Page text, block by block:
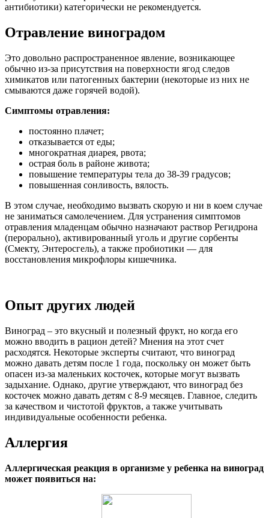
антибиотики) категорически не рекомендуется.
Отравление виноградом
Это довольно распространенное явление, возникающее
обычно из-за присутствия на поверхности ягод следов
химикатов или патогенных бактерии (некоторые из них не
смываются даже горячей водой).
Симптомы отравления:
постоянно плачет;
отказывается от еды;
многократная диарея, рвота;
острая боль в районе живота;
повышение температуры тела до 38-39 градусов;
повышенная сонливость, вялость.
В этом случае, необходимо вызвать скорую и ни в коем случае
не заниматься самолечением. Для устранения симптомов
отравления младенцам обычно назначают раствор Регидрона
(перорально), активированный уголь и другие сорбенты
(Смекту, Энтеросгель), а также пробиотики — для
восстановления микрофлоры кишечника.
Опыт других людей
Виноград – это вкусный и полезный фрукт, но когда его
можно вводить в рацион детей? Мнения на этот счет
расходятся. Некоторые эксперты считают, что виноград
можно давать детям после 1 года, поскольку он может быть
опасен из-за маленьких косточек, которые могут вызвать
задыхание. Однако, другие утверждают, что виноград без
косточек можно давать детям с 8-9 месяцев. Главное, следить
за качеством и чистотой фруктов, а также учитывать
индивидуальные особенности ребенка.
Аллергия
Аллергическая реакция в организме у ребенка на виноград
может появиться на: